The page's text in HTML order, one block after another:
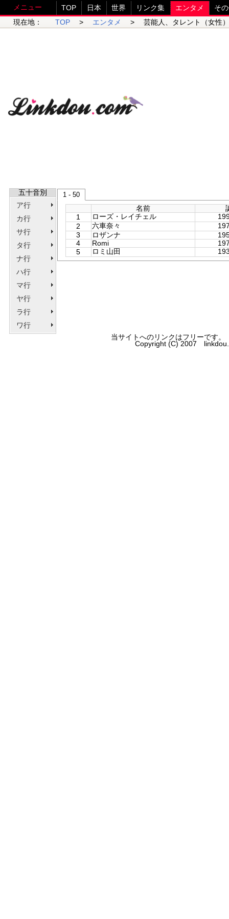
メニュー TOP 日本 世界 リンク集 エンタメ
そ
現在地：
TOP > エンタメ > 芸能人、タレント（女
五十音別
ア行
カ行
サ行
タ行
ナ行
ハ行
マ行
ヤ行
ラ行
ワ行
1 - 50
名前
1
ローズ・レイチェル
2
六車奈々
3
ロザンナ
4
Romi
5
ロミ山田
当サイトへのリンクはフリーです
Copyright (C) 2007